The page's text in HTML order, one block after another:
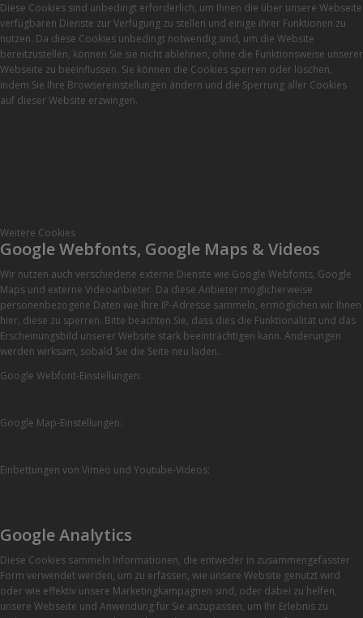
Diese Cookies sind unbedingt erforderlich, um Ihnen die über unsere Webseite
verfügbaren Dienste zur Verfügung zu stellen und einige ihrer Funktionen zu
nutzen. Da diese Cookies unbedingt notwendig sind, um die Website
bereitzustellen, können Sie sie nicht ablehnen, ohne die Funktionsweise unserer
Webseite zu beeinflussen. Sie können die Cookies sperren oder löschen,
indem Sie Ihre Browsereinstellungen ändern und die Sperrung aller Cookies
auf dieser Website erzwingen.
Weitere Cookies
Google Webfonts, Google Maps & Videos
Wir nutzen auch verschiedene externe Dienste wie Google Webfonts, Google
Maps und externe Videoanbieter. Da diese Anbieter möglicherweise
personenbezogene Daten wie Ihre IP-Adresse sammeln, ermöglichen wir Ihnen
hier, diese zu sperren. Bitte beachten Sie, dass dies die Funktionalität und das
Erscheinungsbild unserer Website stark beeinträchtigen kann. Änderungen
werden wirksam, sobald Sie die Seite neu laden.
Google Webfont-Einstellungen:
Google Map-Einstellungen:
Einbettungen von Vimeo und Youtube-Videos:
Google Analytics
Diese Cookies sammeln Informationen, die entweder in zusammengefasster
Form verwendet werden, um zu erfassen, wie unsere Website genutzt wird
oder wie effektiv unsere Marketingkampagnen sind, oder dabei zu helfen,
unsere Webseite und Anwendung für Sie anzupassen, um Ihr Erlebnis zu